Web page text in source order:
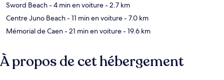
Sword Beach- 4 min en voiture- 2.7 km
Centre Juno Beach- 11 min en voiture- 7.0 km
Mémorial de Caen- 21 min en voiture- 19.6 km
À propos de cet hébergement